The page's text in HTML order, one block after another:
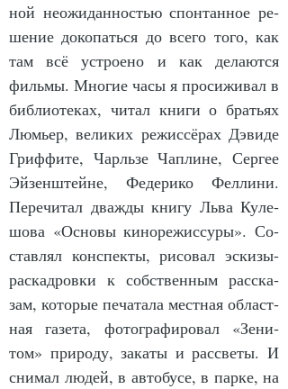
ной не­ожи­дан­ностью спон­тан­ное ре­
ше­ние до­ко­пать­ся до все­го то­го, как
там всё устро­е­но и как де­ла­ют­ся
филь­мы. Мно­гие ча­сы я про­си­жи­вал в
биб­лио­те­ках, чи­тал кни­ги о брать­ях
Люмь­ер, ве­ли­ких ре­жис­сёрах Дэви­де
Гриф­фи­те, Чарль­зе Чап­ли­не, Сер­гее
Эй­зен­штей­не, Фе­де­ри­ко Фел­ли­ни.
Пе­ре­чи­тал дваж­ды кни­гу Льва Ку­ле­
шо­ва «Ос­но­вы ки­но­ре­жис­су­ры». Со­
став­лял кон­спек­ты, ри­со­вал эс­ки­зы-
рас­кад­ров­ки к собст­вен­ным рас­ска­
зам, ко­то­рые пе­ча­та­ла мест­ная об­ласт­
ная га­зе­та, фо­то­гра­фи­ро­вал «Зе­ни­
том» при­ро­ду, за­ка­ты и рас­све­ты. И
сни­мал лю­дей, в ав­то­бу­се, в пар­ке, на